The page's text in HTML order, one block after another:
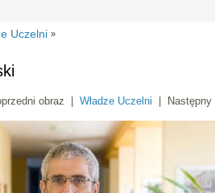
Uczelni »
obraz Władze Uczelni Następny